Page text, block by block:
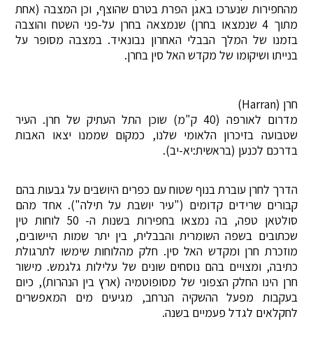
מהחפירות שנערכו באגן הפרת בטרם שהוצף, וכן המצבה (אחת
מתוך 4 שנמצאו בחרן) שנמצאה בחרן על-פני השטח והוצבה
בזמנו של המלך הבבלי האחרון נבונאיד. במצבה מסופר על
בנייתו ושיקומו של מקדש האל סין בחרן.
חרן (Harran)
מדרום לאורפה (40 ק"מ) שוכן התל העתיק של חרן. העיר
שטבועה בזיכרון הלאומי שלנו, כמקום שממנו יצאו האבות
בדרכם לכנען (בראשית:יא-יב).
הדרך לחרן עוברת בנוף שטוח עם כפרים היושבים על גבעות בהם
קבורים שרידים קדומים ("עיר יושבת על תילה"). אחד מהם
סולטאן טפה, בה נמצאו בחפירות בשנות ה- 50 לוחות טין
שכתובים בשפה השומרית והבבלית, בין יתר שמות היישובים,
מוזכרת חרן ומקדש האל סין. חלק מהלוחות שימשו לתרגולת
כתיבה, ומצויים בהם נוסחים שונים של עלילות גלגמש. מישור
חרן הינו החלק הצפוני של מסופוטמיה (ארץ בין הנהרות), כיום
בעקבות מפעל ההשקיה הנרחב, מגיעים מים המאפשרים
לחקלאים לגדל פעמיים בשנה.